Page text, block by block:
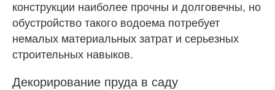
конструкции наиболее прочны и долговечны, но
обустройство такого водоема потребует
немалых материальных затрат и серьезных
строительных навыков.
Декорирование пруда в саду